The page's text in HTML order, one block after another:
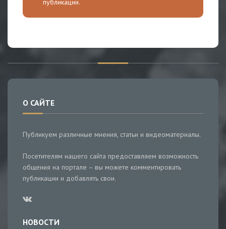
публикации.
О САЙТЕ
Публикуем различные мнения, статьи и видеоматериалы.
Посетителям нашего сайта предоставляем возможность
общения на портале – вы можете комментировать
публикации и добавлять свои.
НОВОСТИ